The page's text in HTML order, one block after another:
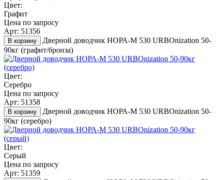
Цвет:
Графит
Цена по запросу
Арт: 51356
В корзину
Дверной доводчик НОРА-M 530 URBOnization 50-
90кг (графит/бронза)
Цвет:
Серебро
Цена по запросу
Арт: 51358
В корзину
Дверной доводчик НОРА-M 530 URBOnization 50-
90кг (серебро)
Цвет:
Серый
Цена по запросу
Арт: 51359